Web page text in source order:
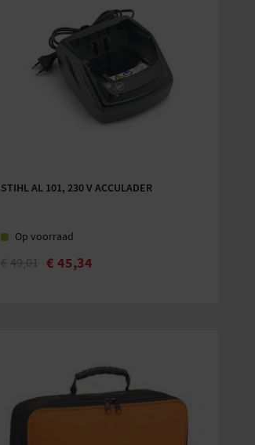
STIHL AL 101, 230 V ACCULADER
Op voorraad
€ 49,01 € 45,34